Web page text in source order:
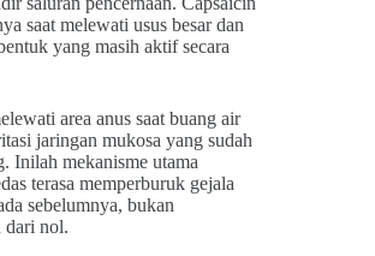
saat melewati usus besar dan
yang masih aktif secara
area anus saat buang air
jaringan mukosa yang sudah
Inilah mekanisme utama
terasa memperburuk gejala
sebelumnya, bukan
dari nol.